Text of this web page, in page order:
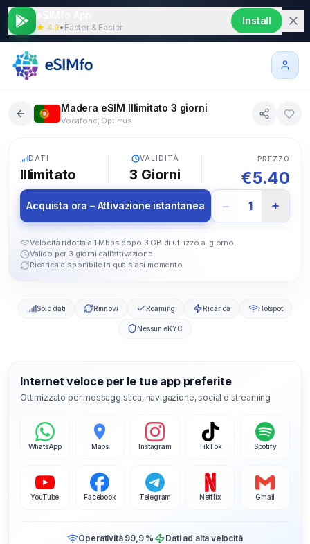
★ 4.9• Faster & Easier
Install
Madera eSIM Illimitato 3 giorni
Vodafone, Optimus
DATI
Illimitato
VALIDITÀ
3 Giorni
PREZZO
€5.40
Acquista ora – Attivazione istantanea − 1 +
Velocità ridotta a 1 Mbps dopo 3 GB di utilizzo al giorno.
Valido per 3 giorni dall’attivazione
Ricarica disponibile in qualsiasi momento
Solo dati Rinnovi Roaming Ricarica Hotspot
Nessun eKYC
Internet veloce per le tue app preferite
Ottimizzato per messaggistica, navigazione, social e streaming
WhatsApp Maps Instagram TikTok Spotify
YouTube Facebook Telegram Netflix Gmail
Operatività 99,9 % Dati ad alta velocità